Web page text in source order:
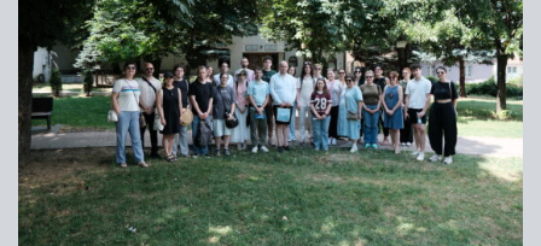
Inicijativa mladih održala
radionice jačanja kapaciteta za
udruženja u Novom Pazaru i
Preševu
31.12.2025 YIHR